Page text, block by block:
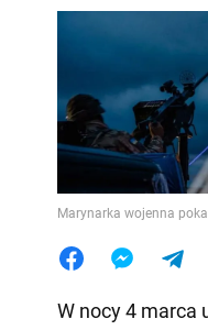
Marynarka wojenna
W nocy 4 marca